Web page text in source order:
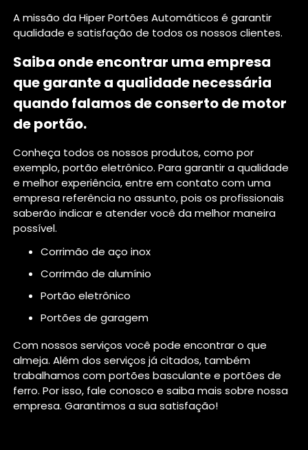
A missão da Hiper Portões Automáticos é garantir
qualidade e satisfação de todos os nossos clientes.
Saiba onde encontrar uma empresa
que garante a qualidade necessária
quando falamos de conserto de motor
de portão.
Conheça todos os nossos produtos, como por
exemplo, portão eletrônico. Para garantir a qualidade
e melhor experiência, entre em contato com uma
empresa referência no assunto, pois os profissionais
saberão indicar e atender você da melhor maneira
possível.
corrimão de aço inox
corrimão de alumínio
portão eletrônico
portões de garagem
Com nossos serviços você pode encontrar o que
almeja. Além dos serviços já citados, também
trabalhamos com portões basculante e portões de
ferro. Por isso, fale conosco e saiba mais sobre nossa
empresa. Garantimos a sua satisfação!